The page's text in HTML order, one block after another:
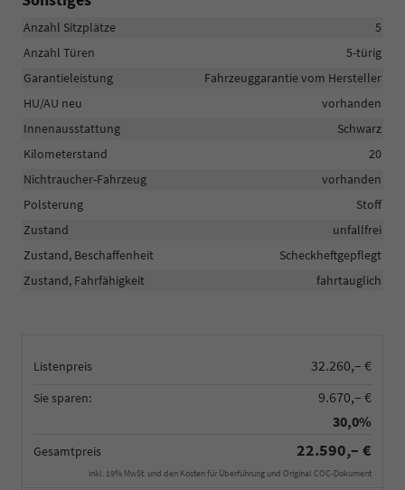
Listenpreis 32.260,– €
Sie sparen:
9.670,– €
30,0%
Gesamtpreis 22.590,– €
inkl. 19% MwSt. und den Kosten für Überführung und Original COC-Dokument
Anzahl Sitzplätze
5
Anzahl Türen
5-türig
Garantieleistung
Fahrzeuggarantie vom Hersteller
HU/AU neu
vorhanden
Innenausstattung
Schwarz
Kilometerstand
20
Nichtraucher-Fahrzeug
vorhanden
Polsterung
Stoff
Zustand
unfallfrei
Zustand, Beschaffenheit
Scheckheftgepflegt
Zustand, Fahrfähigkeit
fahrtauglich